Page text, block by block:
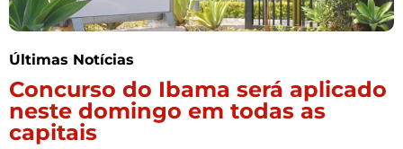
Últimas Notícias
Concurso do Ibama será aplicado
neste domingo em todas as
capitais